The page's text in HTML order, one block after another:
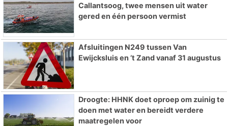
Callantsoog, twee mensen uit water
gered en één persoon vermist
Afsluitingen N249 tussen Van
Ewijcksluis en ’t Zand vanaf 31 augustus
Droogte: HHNK doet oproep om zuinig te
doen met water en bereidt verdere
maatregelen voor